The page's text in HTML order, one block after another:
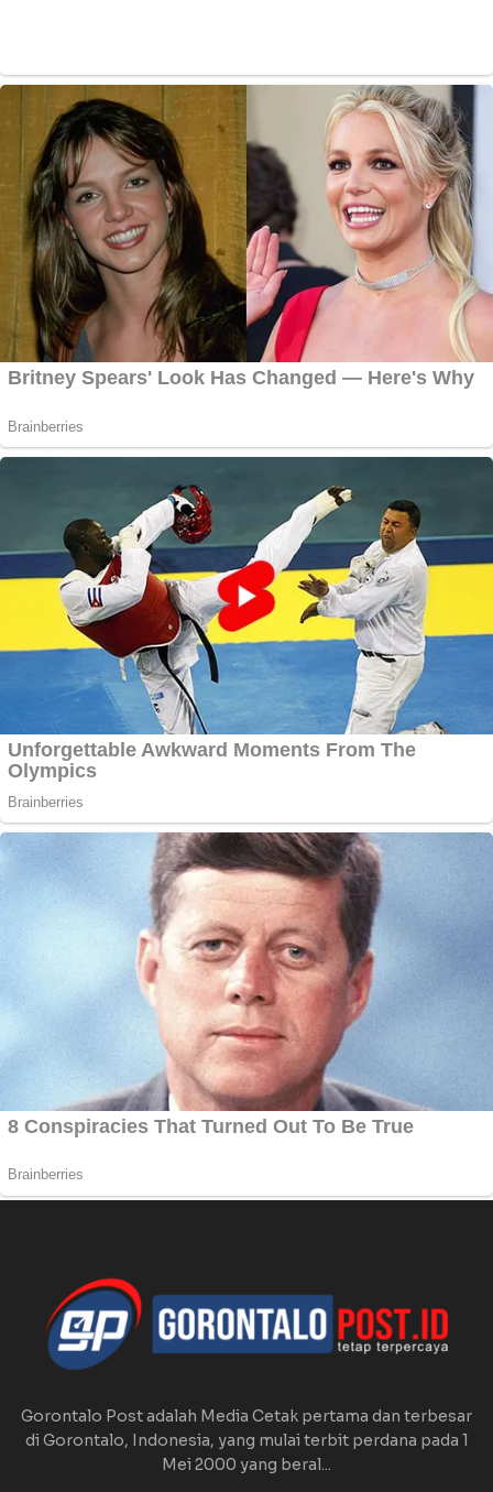
Gorontalo Post adalah Media Cetak pertama dan terbesar
di Gorontalo, Indonesia, yang mulai terbit perdana pada 1
Mei 2000 yang beral...